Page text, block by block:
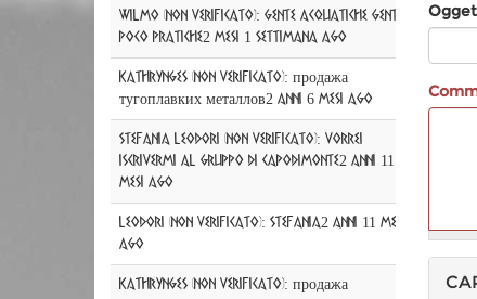
WILMO (non verificato): GENTE ACQUATICHE GENTE
POCO PRATICHE2 mesi 1 settimana ago
KathrynGes (non verificato): продажа
тугоплавких металлов2 anni 6 mesi ago
Stefania Leodori (non verificato): Vorrei
iscrivermi al gruppo di Capodimonte2 anni 11
mesi ago
Leodori (non verificato): Stefania2 anni 11 mesi
ago
KathrynGes (non verificato): продажа
Altre
informazioni